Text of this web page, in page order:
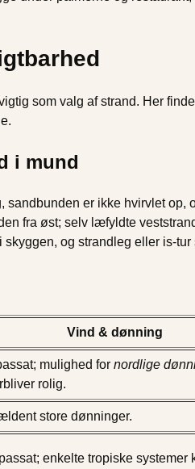
som valg af strand. Her
i mund
sandbunden er ikke hvirvlet op,
fra øst; selv læfyldte
og strandleg eller is-tur
Vind & dønning
mulighed for nordlige
rolig.
store dønninger.
enkelte tropiske systemer